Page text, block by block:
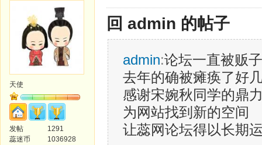
天使
发帖
1291
蕊迷币
1036928
回 admin 的帖子
admin:论坛一直被贩
去年的确被瘫痪了好
感谢宋婉秋同学的鼎
为网站找到新的空间
让蕊网论坛得以长期